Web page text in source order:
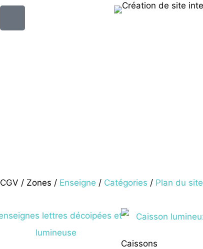
Caissons
CGV / Zones / Enseigne / Catégories / Plan du site